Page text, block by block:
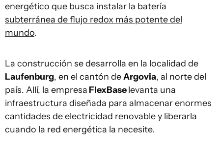
energético que busca instalar la batería
subterránea de flujo redox más potente del
mundo.
La construcción se desarrolla en la localidad de
Laufenburg, en el cantón deArgovia, al norte del
país. Allí, la empresa FlexBaselevanta una
infraestructura diseñada para almacenar enormes
cantidades de electricidad renovable y liberarla
cuando la red energética la necesite.